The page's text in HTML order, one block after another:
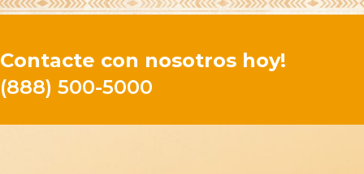
Contacte con nosotros hoy!
(888) 500-5000